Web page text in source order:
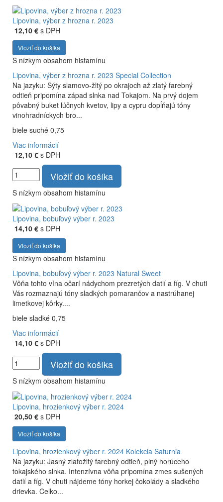
Lipovina, výber z hrozna r. 2023
12,10 € s DPH
Vložiť do košíka
S nízkym obsahom histamínu
Lipovina, výber z hrozna r. 2023 Special Collection
Na jazyku: Sýty slamovo-žltý po okrajoch až zlatý farebný
odtieň pripomína západ slnka nad Tokajom. Na prvý dojem
pôvabný buket lúčnych kvetov, lipy a cypru dopĺňajú tóny
vinohradníckych bro...
biele suché 0,75
Viac informácií
12,10 € s DPH
Vložiť do košíka
S nízkym obsahom histamínu
Lipovina, bobuľový výber r. 2023
14,10 € s DPH
Vložiť do košíka
S nízkym obsahom histamínu
Lipovina, bobuľový výber r. 2023 Natural Sweet
Vôňa tohto vína očarí nádychom prezretých datlí a fíg. V chuti
Vás rozmaznajú tóny sladkých pomarančov a nastrúhanej
limetkovej kôrky....
biele sladké 0,75
Viac informácií
14,10 € s DPH
Vložiť do košíka
S nízkym obsahom histamínu
Lipovina, hrozienkový výber r. 2024
20,50 € s DPH
Vložiť do košíka
Lipovina, hrozienkový výber r. 2024 Kolekcia Saturnia
Na jazyku: Jasný zlatožltý farebný odtieň, plný horúceho
tokajského slnka. Intenzívna vôňa pripomína zmes sušených
datlí a fíg. V chuti nájdeme tóny horkej čokolády a sladkého
drievka. Celko...